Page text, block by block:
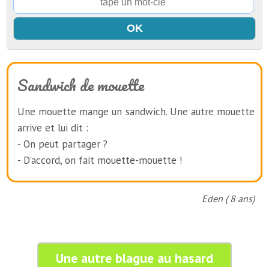
Sandwich de mouette
Une mouette mange un sandwich. Une autre mouette
arrive et lui dit :
- On peut partager ?
- D'accord, on fait mouette-mouette !
Eden ( 8 ans)
Une autre blague au hasard